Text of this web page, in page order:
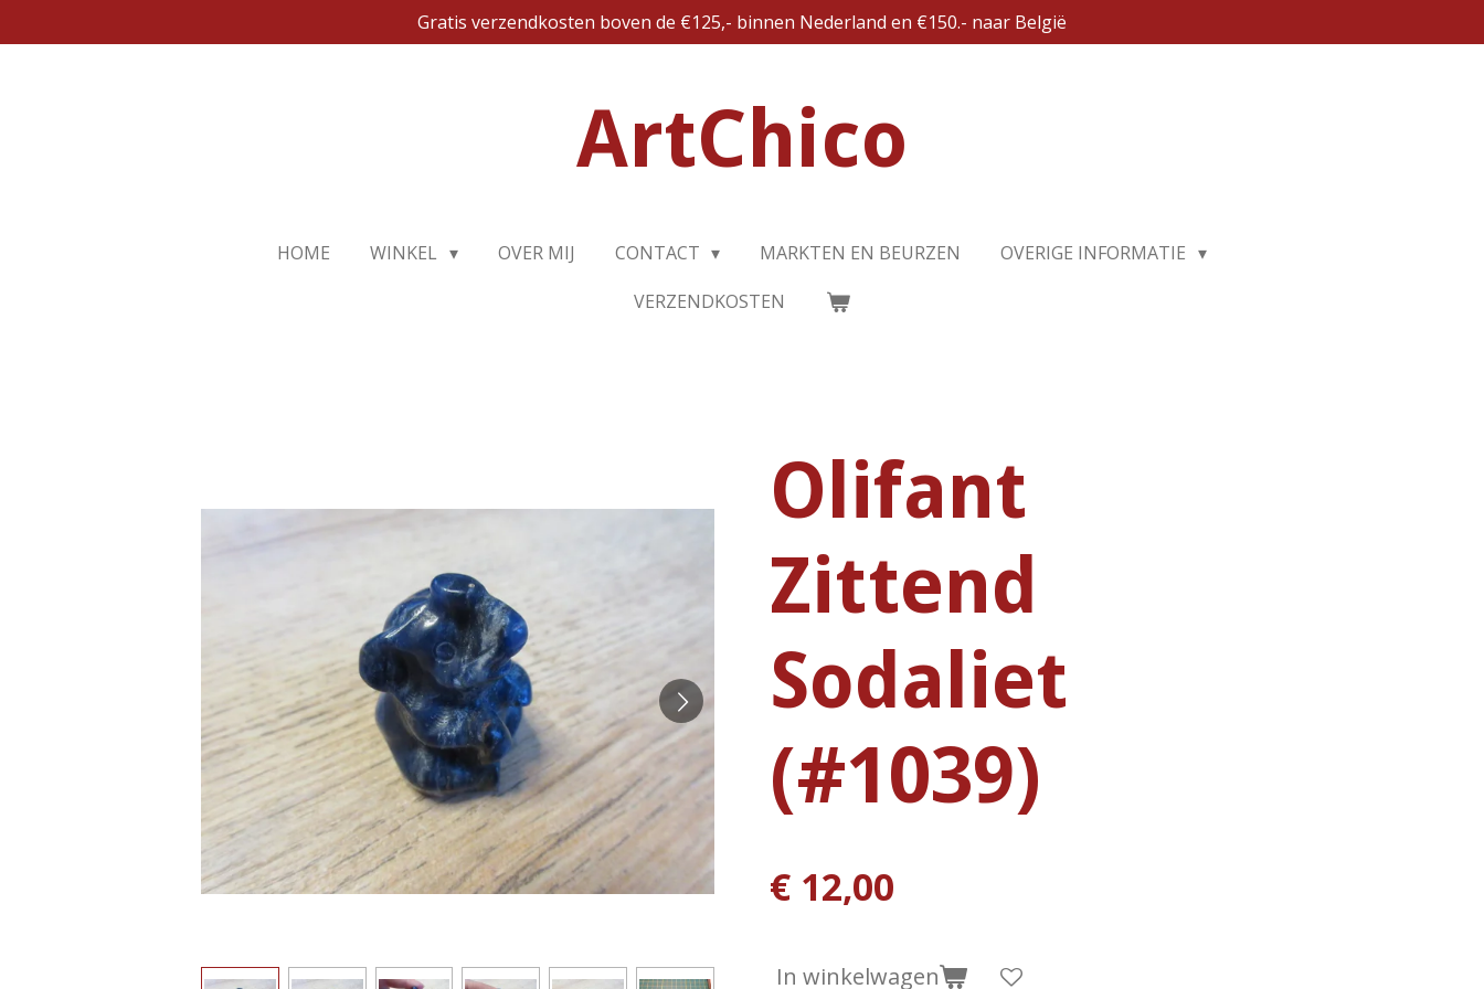
direct
Gratis verzendkosten boven de €125,- binnen Nederland en €150.- naar België
ArtChico
HOME WINKEL OVER MIJ CONTACT MARKTEN EN BEURZEN
OVERIGE INFORMATIE
VERZENDKOSTEN
Olifant
Zittend
Sodaliet
(#1039)
€ 12,00
In winkelwagen